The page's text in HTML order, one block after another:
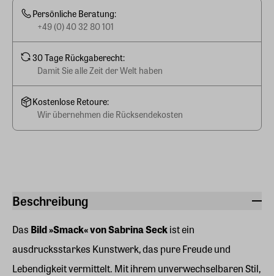
Beschreibung
Das Bild »Smack« von Sabrina Seckist ein
ausdrucksstarkes Kunstwerk, das pure Freude und
Lebendigkeit vermittelt. Mit ihrem unverwechselbaren Stil,
Persönliche Beratung:
+49 (0) 40 32 80 101
30 Tage Rückgaberecht:
Damit Sie alle Zeit der Welt haben
Kostenlose Retoure:
Wir übernehmen die Rücksendekosten